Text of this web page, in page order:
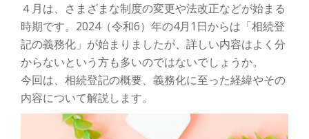
ゲ
ー
シ
ョ
４月は、さまざまな制度の変更や法改正などが始まる
時期です。2024（令和6）年の4月1日からは「相続登
記の義務化」が始まりましたが、詳しい内容はよく分
からないという方も多いのではないでしょうか。
今回は、相続登記の概要、義務化に至った経緯やその
内容について解説します。